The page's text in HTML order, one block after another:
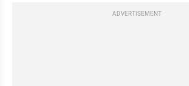
ADVERTISEMENT